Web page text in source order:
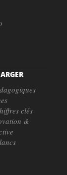
clés
&